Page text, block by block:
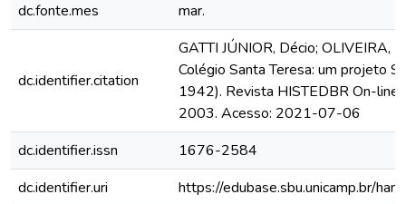
dc.fonte.mes
mar.
dc.identifier.citation
GATTI JÚNIOR, Décio; OLIVEIRA,
Colégio Santa Teresa: um projeto
1942). Revista HISTEDBR On-line ,
2003. Acesso: 2021-07-06
dc.identifier.issn
1676-2584
dc.identifier.uri
https://edubase.sbu.unicamp.br/